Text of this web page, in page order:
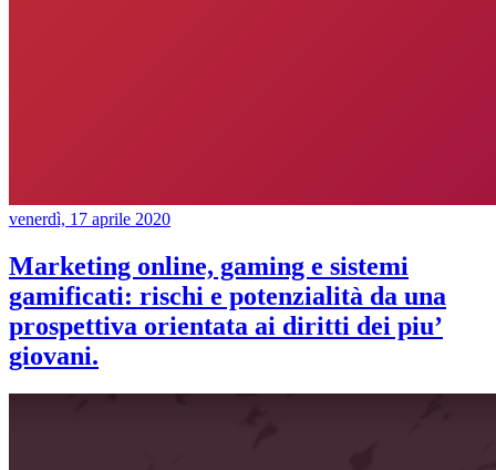
venerdì, 17 aprile 2020
Marketing online, gaming e sistemi
gamificati: rischi e potenzialità da una
prospettiva orientata ai diritti dei piu’
giovani.